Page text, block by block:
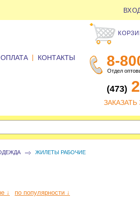
8-
Отдел
(473)
ОПЛАТА | КОНТАКТЫ
ЖИЛЕТЫ РАБОЧИЕ
↓
по популярности ↓